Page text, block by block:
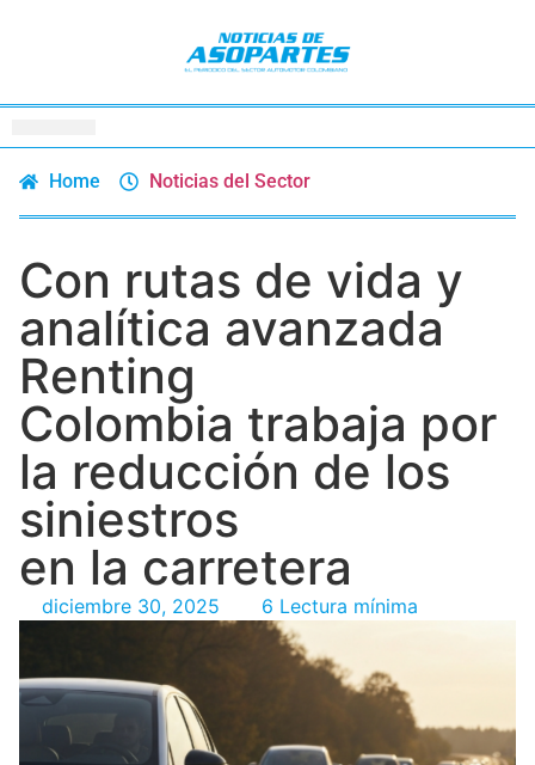
Home Noticias del Sector
Con rutas de vida y
analítica avanzada
Renting
Colombia trabaja por
la reducción de los
siniestros
en la carretera
diciembre 30, 2025 6 Lectura mínima